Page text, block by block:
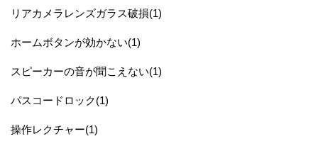
リアカメラレンズガラス破損(1)
ホームボタンが効かない(1)
スピーカーの音が聞こえない(1)
パスコードロック(1)
操作レクチャー(1)